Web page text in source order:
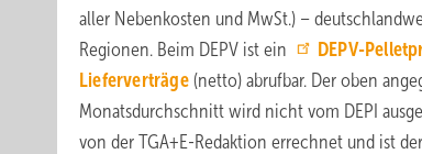
aller Nebenkosten und MwSt.) –
Regionen. Beim DEPV ist ein
DEPV-
Lieferverträge(netto) abrufbar. Der oben
Monatsdurchschnitt wird nicht vom DEPI
von der TGA+E-Redaktion errechnet und ist